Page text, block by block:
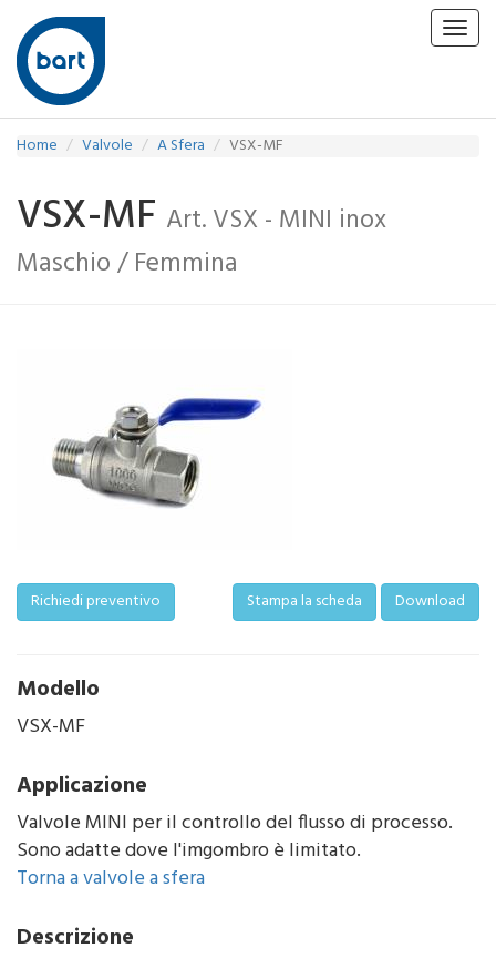
Home Valvole A Sfera VSX-MF
VSX-MF Art. VSX - MINI inox
Maschio / Femmina
Richiedi preventivo Stampa la scheda Download
Modello
VSX-MF
Applicazione
Valvole MINI per il controllo del flusso di processo.
Sono adatte dove l'imgombro è limitato.
Torna a valvole a sfera
Descrizione